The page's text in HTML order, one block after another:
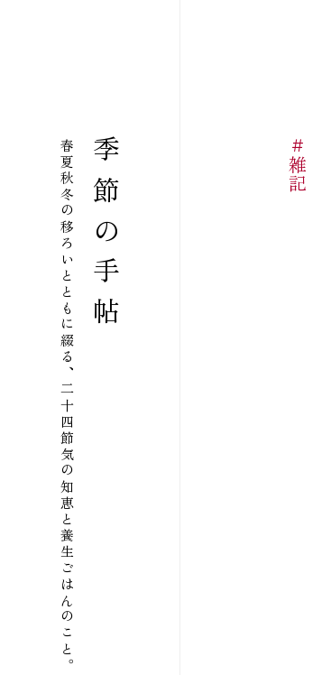
季節の手帖
春夏秋冬の移ろいとともに綴る、
二十四節気の知恵と養生ごはんのこと。
食材と調味料のこと ＃雑記